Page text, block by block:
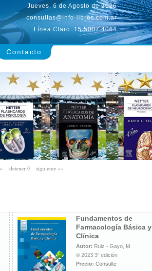
Jueves, 6 de Agosto de 2026
consultas@info-libros.com.ar
Línea Claro: 15.5007.4064
Contacto
Fundamentos de
Farmacología Básica y
Clínica
Autor: Ruiz - Gayo, M.
© 2023 3° edición
Precio: Consulte